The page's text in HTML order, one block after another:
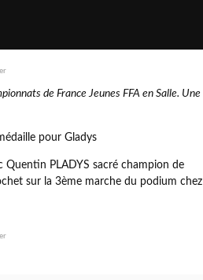
de France Jeunes FFA en Salle. Une
pour Gladys
Quentin PLADYS sacré champion de
sur la 3ème marche du podium chez